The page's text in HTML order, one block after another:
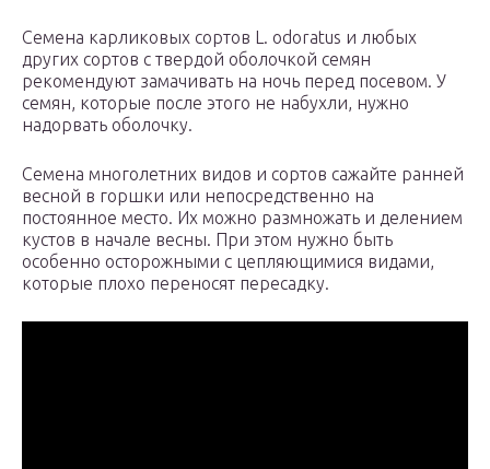
Семена карликовых сортов L. odoratus и любых
других сортов с твердой оболочкой семян
рекоменду­ют замачивать на ночь перед посевом. У
семян, которые после этого не набух­ли, нужно
надорвать оболочку.
Семена многолетних видов и сортов сажайте ранней
весной в горшки или непосредственно на
постоянное место. Их можно размножать и делением
кус­тов в начале весны. При этом нужно быть
особенно осторожными с цепля­ющимися видами,
которые плохо пе­реносят пересадку.